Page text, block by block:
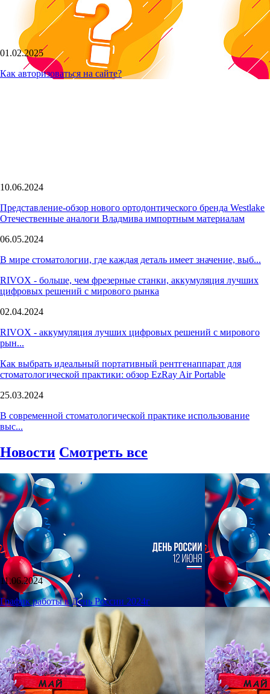
01.02.2025
Как авторизоваться на сайте?
10.06.2024
Представление-обзор нового ортодонтического бренда Westlake
Отечественные аналоги Владмива импортным материалам
06.05.2024
В мире стоматологии, где каждая деталь имеет значение, выб...
RIVOX - больше, чем фрезерные станки, аккумуляция лучших
цифровых решений с мирового рынка
02.04.2024
RIVOX - аккумуляция лучших цифровых решений с мирового
рын...
Как выбрать идеальный портативный рентгенаппарат для
стоматологической практики: обзор EzRay Air Portable
25.03.2024
В современной стоматологической практике использование
выс...
Новости Смотреть все
11.06.2024
График работы в День России 2024г